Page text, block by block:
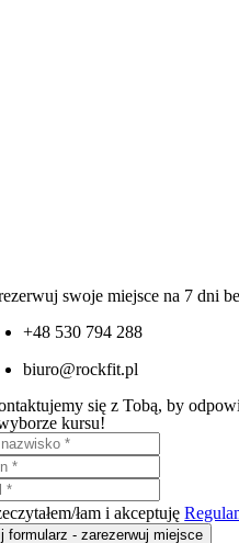
swoje miejsce na 7 dni
+48 530 794 288
biuro@rockfit.pl
się z Tobą, by
kursu!
łam i akceptuję
formularz - zarezerwuj miejsce